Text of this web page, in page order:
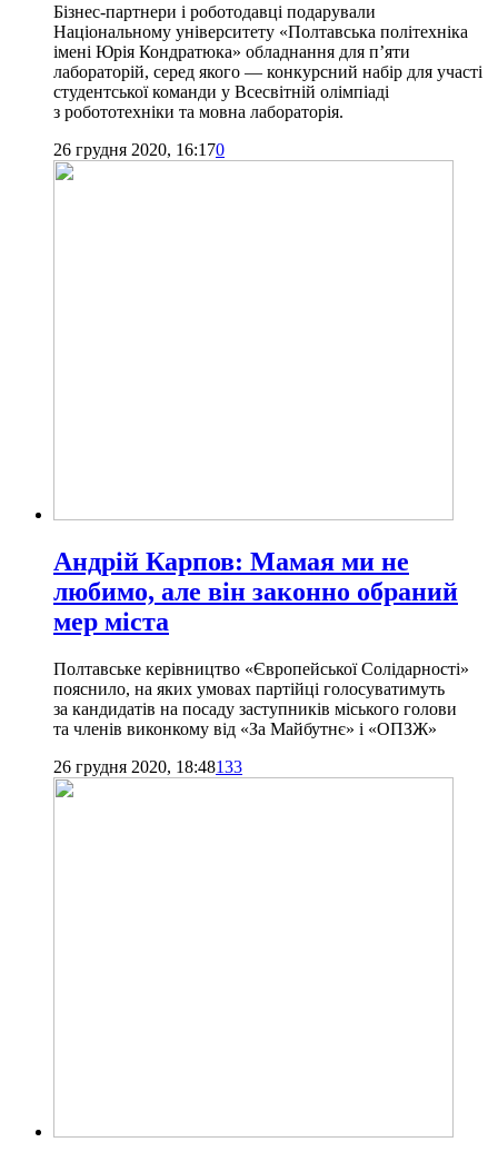
Бізнес-партнери і роботодавці подарували
Національному університету «Полтавська політехніка
імені Юрія Кондратюка» обладнання для п’яти
лабораторій, серед якого — конкурсний набір для участі
студентської команди у Всесвітній олімпіаді
з робототехніки та мовна лабораторія.
26 грудня 2020, 16:170
Андрій Карпов: Мамая ми не
любимо, але він законно обраний
мер міста
Полтавське керівництво «Європейської Солідарності»
пояснило, на яких умовах партійці голосуватимуть
за кандидатів на посаду заступників міського голови
та членів виконкому від «За Майбутнє» і «ОПЗЖ»
26 грудня 2020, 18:48133